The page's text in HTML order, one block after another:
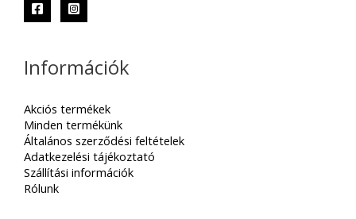
Információk
Akciós termékek
Minden termékünk
Általános szerződési feltételek
Adatkezelési tájékoztató
Szállítási információk
Rólunk